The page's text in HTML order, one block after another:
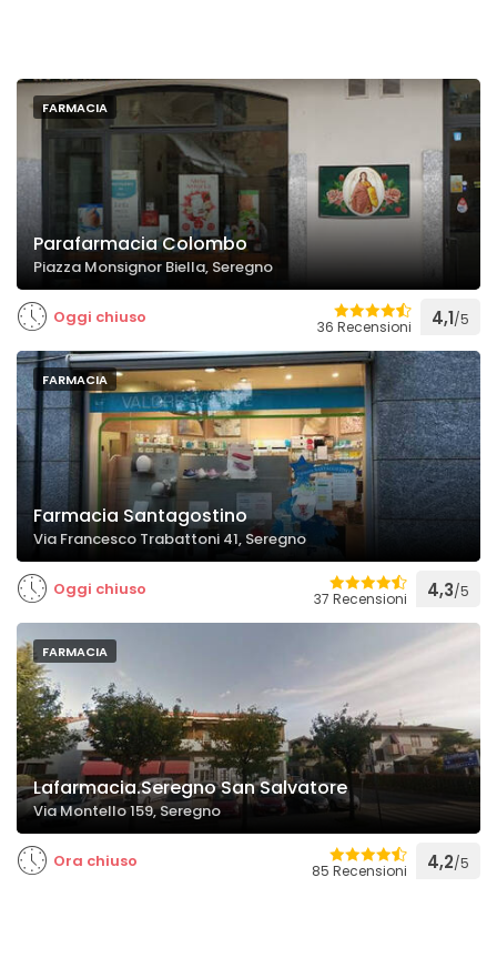
FARMACIA
Parafarmacia Colombo
Piazza Monsignor Biella, Seregno
Oggi chiuso 36 Recensioni 4,1/5
FARMACIA
Farmacia Santagostino
Via Francesco Trabattoni 41, Seregno
Oggi chiuso 37 Recensioni 4,3/5
FARMACIA
Lafarmacia.Seregno San Salvatore
Via Montello 159, Seregno
Ora chiuso 85 Recensioni 4,2/5